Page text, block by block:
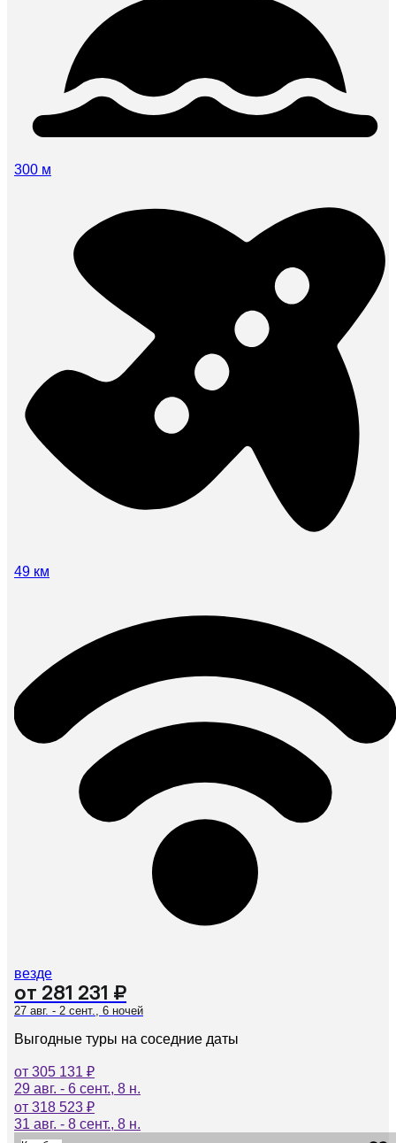
300 м
49 км
везде
от 281 231 ₽
27 авг. - 2 сент., 6 ночей
Выгодные туры на соседние даты
от 305 131 ₽
29 авг. - 6 сент., 8 н.
от 318 523 ₽
31 авг. - 8 сент., 8 н.